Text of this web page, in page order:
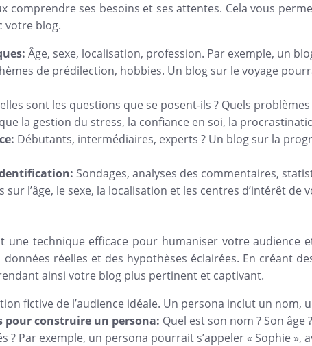
comprendre ses besoins et ses attentes. Cela vous
votre blog.
Âge, sexe, localisation, profession. Par exemple, un
de prédilection, hobbies. Un blog sur le voyage
sont les questions que se posent-ils ? Quels
la gestion du stress, la confiance en soi, la
Débutants, intermédiaires, experts ? Un blog sur la
Sondages, analyses des commentaires,
l’âge, le sexe, la localisation et les centres d’intérêt de
une technique efficace pour humaniser votre
réelles et des hypothèses éclairées. En créant
ainsi votre blog plus pertinent et captivant.
fictive de l’audience idéale. Un persona inclut un nom,
pour construire un persona: Quel est son nom ? Son
? Par exemple, un persona pourrait s’appeler « Sophie